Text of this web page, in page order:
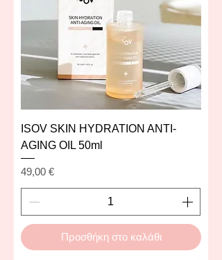
ISOV SKIN HYDRATION ANTI-
AGING OIL 50ml
Τιμή
49,00 €
Προσθήκη στο καλάθι